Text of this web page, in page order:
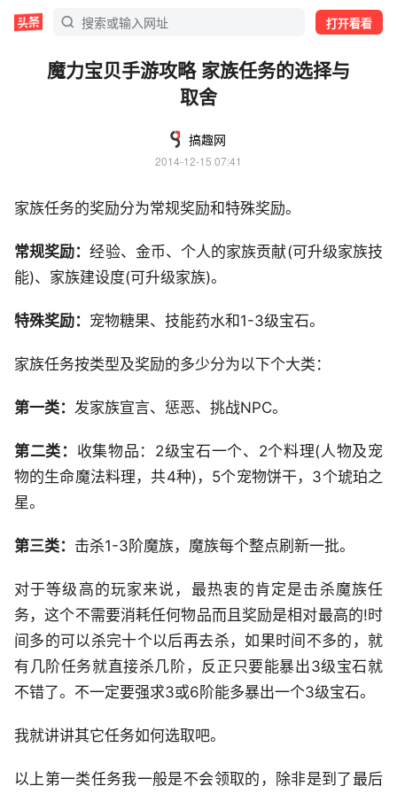
打开看看
魔力宝贝手游攻略 家族任务的选择与
取舍
搞趣网
2014-12-15 07:41
家族任务的奖励分为常规奖励和特殊奖励。
常规奖励：经验、金币、个人的家族贡献(可升级家族技
能)、家族建设度(可升级家族)。
特殊奖励： 宠物糖果、技能药水和1-3级宝石。
家族任务按类型及奖励的多少分为以下个大类：
第一类： 发家族宣言、惩恶、挑战NPC。
第二类： 收集物品：2级宝石一个、2个料理(人物及宠
物的生命魔法料理，共4种)，5个宠物饼干，3个琥珀之
星。
第三类： 击杀1-3阶魔族，魔族每个整点刷新一批。
对于等级高的玩家来说，最热衷的肯定是击杀魔族任
务，这个不需要消耗任何物品而且奖励是相对最高的!时
间多的可以杀完十个以后再去杀，如果时间不多的，就
有几阶任务就直接杀几阶，反正只要能暴出3级宝石就
不错了。不一定要强求3或6阶能多暴出一个3级宝石。
我就讲讲其它任务如何选取吧。
以上第一类任务我一般是不会领取的，除非是到了最后